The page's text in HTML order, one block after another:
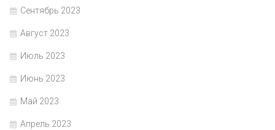
Сентябрь 2023
Август 2023
Июль 2023
Июнь 2023
Май 2023
Апрель 2023